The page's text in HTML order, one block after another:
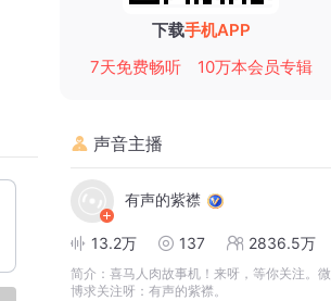
下载手机APP
7天免费畅听
10万本会员专辑
声音主播
有声的紫襟
13.2万 137 2836.5万
简介： 喜马人肉故事机！来呀，等你关注。微
博求关注呀：有声的紫襟。